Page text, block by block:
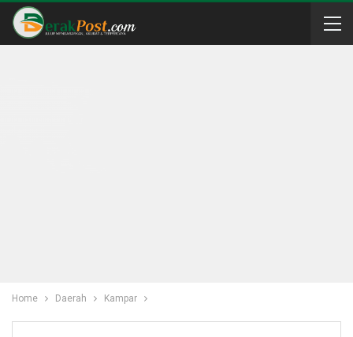
Home Daerah Kampar